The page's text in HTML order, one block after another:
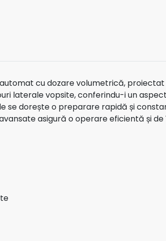
automat cu dozare volumetrică,
laterale vopsite, conferindu-i un
se dorește o preparare rapidă și
asigură o operare eficientă și